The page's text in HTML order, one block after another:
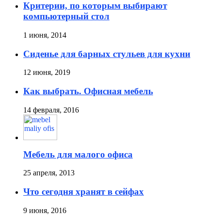
Критерии, по которым выбирают
компьютерный стол
1 июня, 2014
Сиденье для барных стульев для кухни
12 июня, 2019
Как выбрать. Офисная мебель
14 февраля, 2016
Мебель для малого офиса
25 апреля, 2013
Что сегодня хранят в сейфах
9 июня, 2016